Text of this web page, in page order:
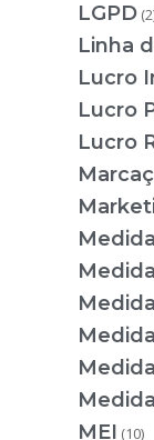
LGPD
Linha
Lucro
Lucro
Lucro
MEI (10)